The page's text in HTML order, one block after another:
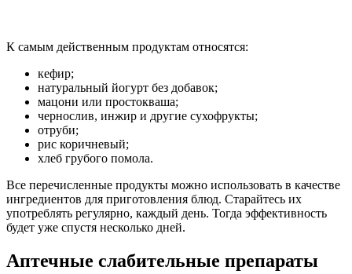
К самым действенным продуктам относятся:
кефир;
натуральный йогурт без добавок;
мацони или простокваша;
чернослив, инжир и другие сухофрукты;
отруби;
рис коричневый;
хлеб грубого помола.
Все перечисленные продукты можно использовать в качестве
ингредиентов для приготовления блюд. Старайтесь их
употреблять регулярно, каждый день. Тогда эффективность
будет уже спустя несколько дней.
Аптечные слабительные препараты